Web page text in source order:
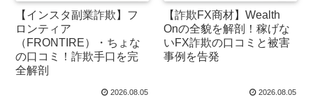
【インスタ副業詐欺】フ
ロンティア
（FRONTIRE）・ちょな
の口コミ！詐欺手口を完
全解剖
2026.08.05
【詐欺FX商材】Wealth
Onの全貌を解剖！稼げな
いFX詐欺の口コミと被害
事例を告発
2026.08.05